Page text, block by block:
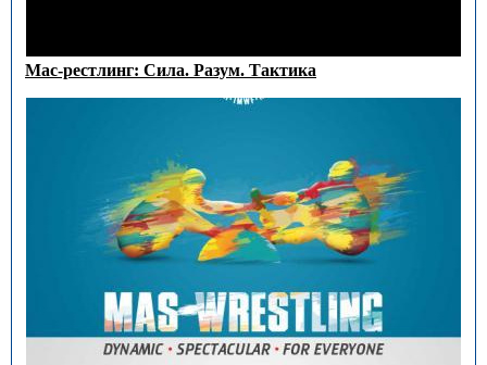
Мас-рестлинг: Сила. Разум. Тактика